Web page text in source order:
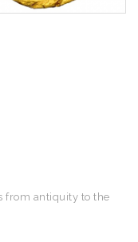
from antiquity to the